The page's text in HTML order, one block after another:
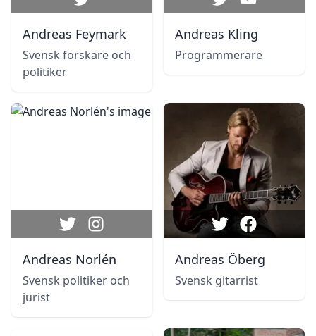
Andreas Feymark
Svensk forskare och
politiker
Andreas Kling
Programmerare
Andreas Norlén
Svensk politiker och
jurist
Andreas Öberg
Svensk gitarrist